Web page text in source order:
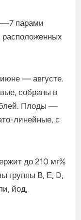
парами
расположенных
июне — августе.
собраны в
Плоды —
линейные, с
до 210 мг%
группы В, Е, D,
йод,